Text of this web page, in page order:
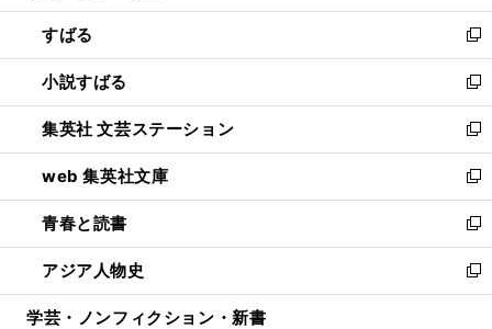
開
く
ウ
で
開
く
ン
ド
ウ
で
開
く
すばる
新
し
い
ウ
ィ
ン
ド
ウ
で
開
く
小説すばる
新
し
い
ウ
ィ
ン
ド
ウ
で
開
集英社 文芸ステーション
新
し
い
ウ
ィ
ン
ド
ウ
web 集英社文庫
新
し
い
ウ
ィ
ン
青春と読書
新
し
い
ウ
アジア人物史
新
し
学芸・ノンフィクション・新書